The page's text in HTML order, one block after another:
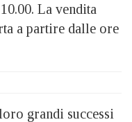
La vendita
a partire dalle ore
grandi successi